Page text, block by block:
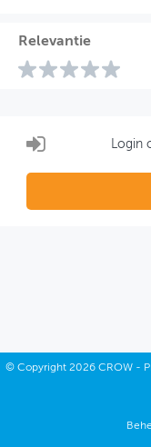
Relevantie
Login
© Copyright2026 CROW -